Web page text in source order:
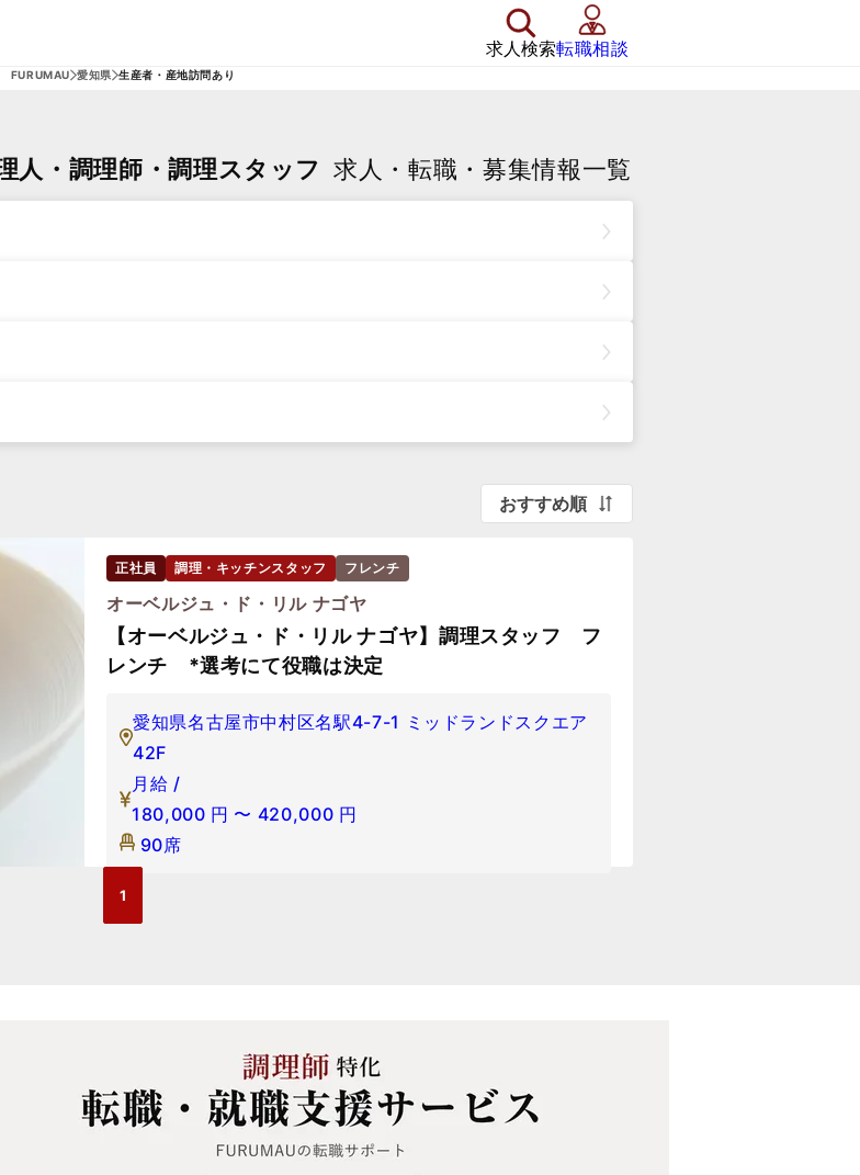
求人検索転職相談
FURUMAU 愛知県 生産者・産地訪問あり
人・調理師・調理スタッフ 求人・転職・募集情報一覧
おすすめ順
正社員 調理・キッチンスタッフ フレンチ
オーベルジュ・ド・リル ナゴヤ
【オーベルジュ・ド・リル ナゴヤ】調理スタッフ フ
レンチ *選考にて役職は決定
愛知県名古屋市中村区名駅4-7-1 ミッドランドスクエア
42F
月給 /
180,000 円 〜 420,000 円
90席
1